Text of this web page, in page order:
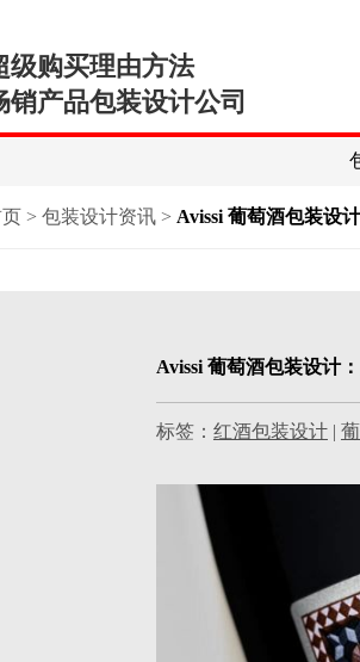
级购买理由方法
销产品包装设计公司
> 包装设计资讯> Avissi 葡萄酒包装设
Avissi 葡萄酒包装设计
标签： 红酒包装设计|